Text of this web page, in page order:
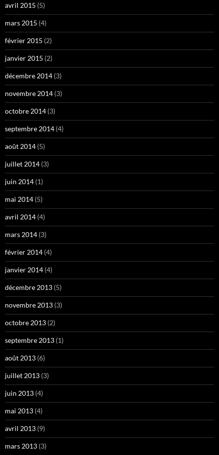
avril 2015 (5)
mars 2015 (4)
février 2015 (2)
janvier 2015 (2)
décembre 2014 (3)
novembre 2014 (3)
octobre 2014 (3)
septembre 2014 (4)
août 2014 (5)
juillet 2014 (3)
juin 2014 (1)
mai 2014 (5)
avril 2014 (4)
mars 2014 (3)
février 2014 (4)
janvier 2014 (4)
décembre 2013 (5)
novembre 2013 (3)
octobre 2013 (2)
septembre 2013 (1)
août 2013 (6)
juillet 2013 (3)
juin 2013 (4)
mai 2013 (4)
avril 2013 (9)
mars 2013 (3)